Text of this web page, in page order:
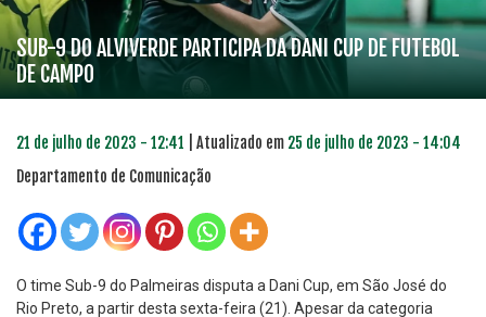
SUB-9 DO ALVIVERDE PARTICIPA DA DANI CUP DE FUTEBOL
DE CAMPO
21 de julho de 2023 - 12:41 | Atualizado em 25 de julho de 2023 - 14:04
Departamento de Comunicação
O time Sub-9 do Palmeiras disputa a Dani Cup, em São José do
Rio Preto, a partir desta sexta-feira (21). Apesar da categoria